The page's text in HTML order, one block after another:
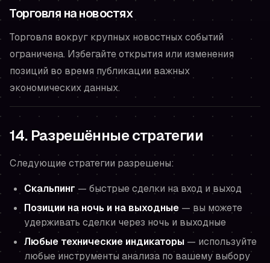
Торговля на новостях
Торговля вокруг крупных новостных событий
ограничена. Избегайте открытия или изменения
позиций во время публикации важных
экономических данных.
14. Разрешённые стратегии
Следующие стратегии разрешены:
Скальпинг — быстрые сделки на вход и выход
Позиции на ночь и на выходные — вы можете
удерживать сделки через ночь и выходные
Любые технические индикаторы — используйте
любые инструменты анализа по вашему выбору